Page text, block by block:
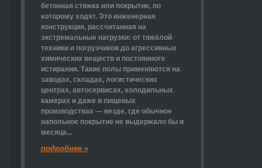
бетонная стяжка или покрытие, по
которому ходят. Это инженерная
конструкция, рассчитанная на
экстремальные нагрузки: от тяжёлой
техники и погрузчиков до агрессивных
химических веществ и постоянного
истирания. Такие полы применяются на
заводах, складах, логистических
центрах, автосервисах, холодильных
камерах и даже в пищевых
производствах — везде, где обычное
напольное покрытие не выдержало бы и
месяца...
подробнее »